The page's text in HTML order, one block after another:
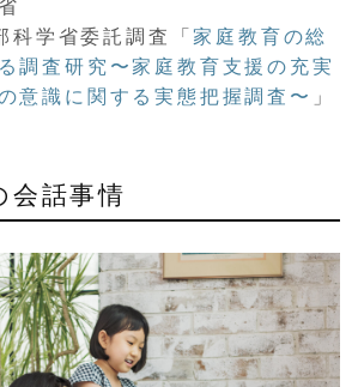
科学省委託調査「家庭教育の総
調査研究〜家庭教育支援の充実
意識に関する実態把握調査〜 」
会話事情